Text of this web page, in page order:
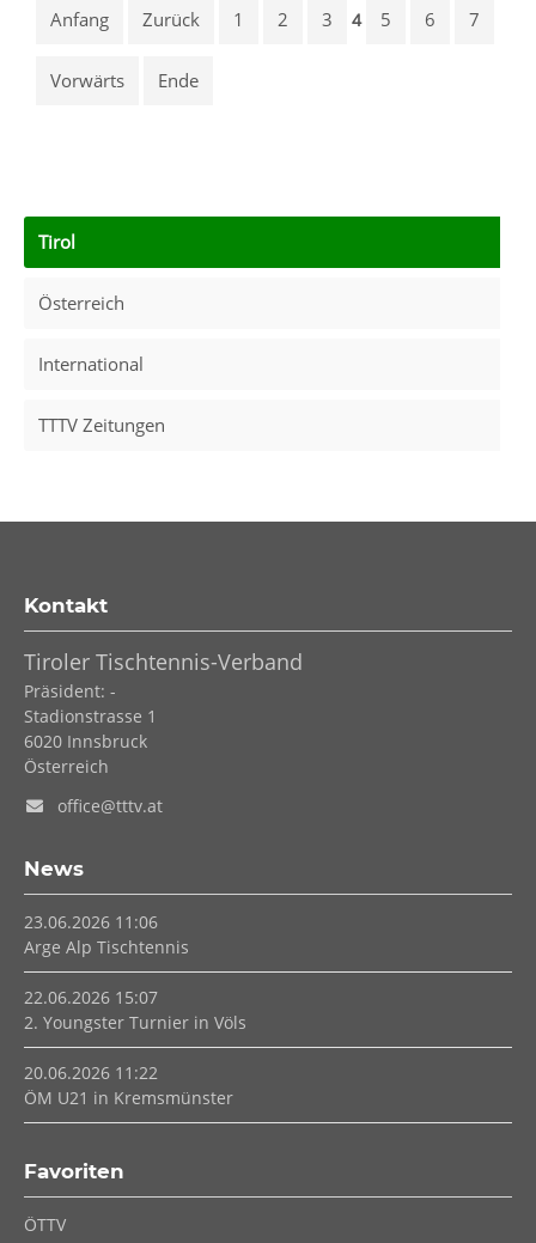
Anfang Zurück 1 2 3 4 5 6 7
Vorwärts Ende
Tirol
Österreich
International
TTTV Zeitungen
Kontakt
Tiroler Tischtennis-Verband
Präsident: -
Stadionstrasse 1
6020 Innsbruck
Österreich
office@tttv.at
News
23.06.2026 11:06
Arge Alp Tischtennis
22.06.2026 15:07
2. Youngster Turnier in Völs
20.06.2026 11:22
ÖM U21 in Kremsmünster
Favoriten
Navigation
ÖTTV